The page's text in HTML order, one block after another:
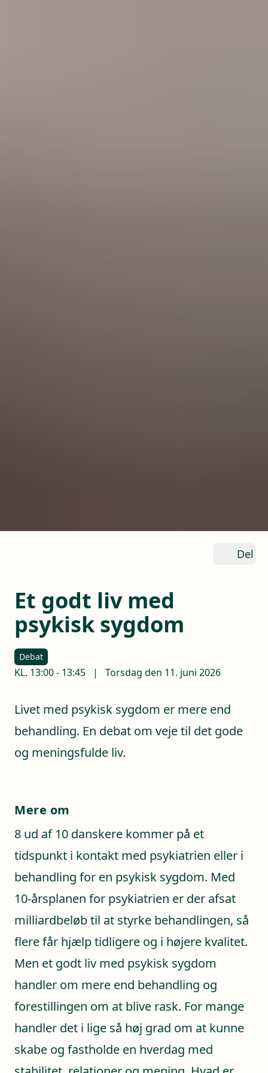
Del
Et godt liv med
psykisk sygdom
Debat
KL. 13:00- 13:45 | Torsdag den 11. juni 2026
Livet med psykisk sygdom er mere end
behandling. En debat om veje til det gode
og meningsfulde liv.
Mere om
8 ud af 10 danskere kommer på et
tidspunkt i kontakt med psykiatrien eller i
behandling for en psykisk sygdom. Med
10-årsplanen for psykiatrien er der afsat
milliardbeløb til at styrke behandlingen, så
flere får hjælp tidligere og i højere kvalitet.
Men et godt liv med psykisk sygdom
handler om mere end behandling og
forestillingen om at blive rask. For mange
handler det i lige så høj grad om at kunne
skabe og fastholde en hverdag med